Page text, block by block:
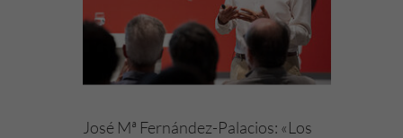
José Mª Fernández-Palacios: «Los